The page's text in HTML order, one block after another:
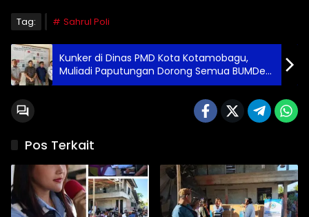
Tag: Sahrul Poli
Kunker di Dinas PMD Kota Kotamobagu,
Muliadi Paputungan Dorong Semua BUMDes
Harus Berbadan Hukum
Pos Terkait